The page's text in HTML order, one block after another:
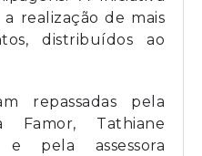
realização de mais
distribuídos ao
repassadas pela
Famor, Tathiane
e pela assessora